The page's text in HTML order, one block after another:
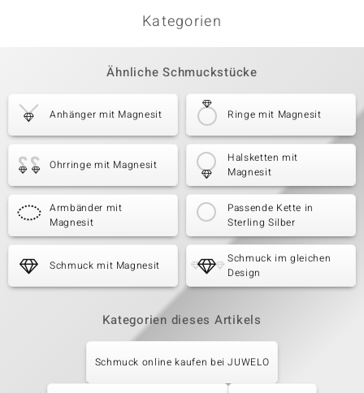
Kategorien
Ähnliche Schmuckstücke
Anhänger mit Magnesit Ringe mit Magnesit
Ohrringe mit Magnesit
Halsketten mit
Magnesit
Armbänder mit
Magnesit
Passende Kette in
Sterling Silber
Schmuck mit Magnesit
Schmuck im gleichen
Design
Kategorien dieses Artikels
Schmuck online kaufen bei JUWELO